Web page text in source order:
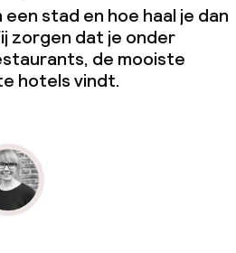
stad en hoe haal je dan
zorgen dat je onder
de mooiste
hotels vindt.